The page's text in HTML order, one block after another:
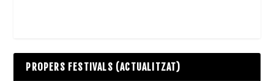
PROPERS FESTIVALS (ACTUALITZAT)